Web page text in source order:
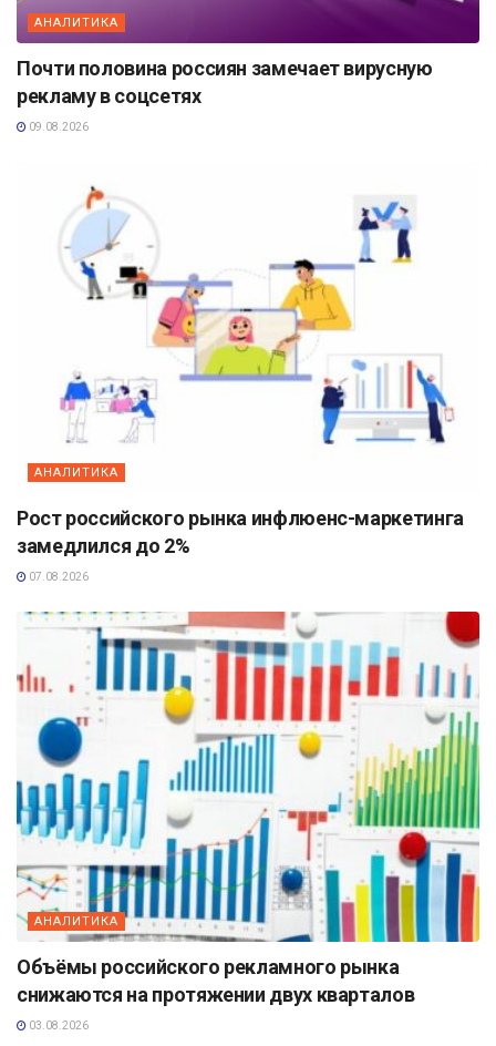
АНАЛИТИКА
Почти половина россиян замечает вирусную
рекламу в соцсетях
09.08.2026
АНАЛИТИКА
Рост российского рынка инфлюенс-маркетинга
замедлился до 2%
07.08.2026
АНАЛИТИКА
Объёмы российского рекламного рынка
снижаются на протяжении двух кварталов
03.08.2026